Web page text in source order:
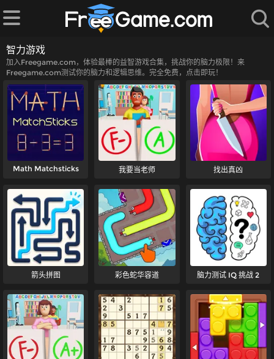
智力游戏
加入Freegame.com，体验最棒的益智游戏合集，挑战你的脑力极限！来
Freegame.com测试你的脑力和逻辑思维。完全免费，点击即玩！
Math Matchsticks 我要当老师 找出真凶
箭头拼图 彩色蛇华容道 脑力测试 IQ 挑战 2